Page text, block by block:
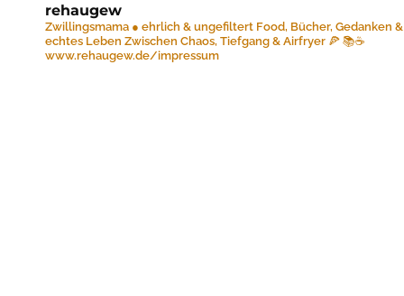
rehaugew
Zwillingsmama ● ehrlich & ungefiltert Food, Bücher, Gedanken &
echtes Leben Zwischen Chaos, Tiefgang & Airfryer 🍕 📚☕️
www.rehaugew.de/impressum